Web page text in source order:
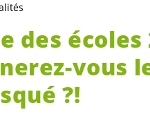
des écoles
vous
?!